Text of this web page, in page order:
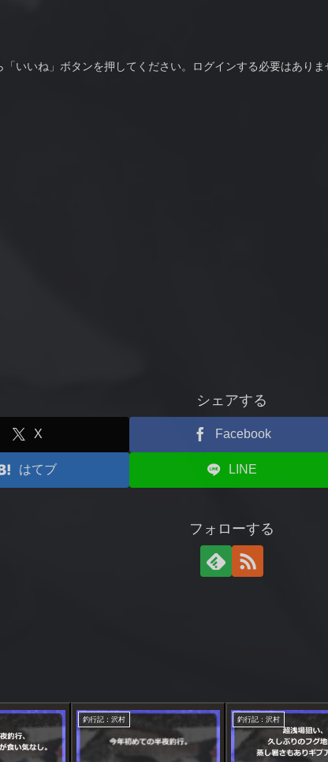
いいね」ボタンを押してください。ログインする必要はありま
シェアする
X Facebook
はてブ LINE
フォローする
釣行記：沢村 釣行記：沢村